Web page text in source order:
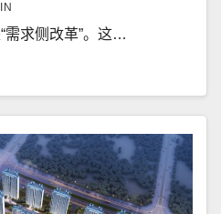
需求侧改革”。这…